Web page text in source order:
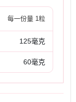
每一份量 1粒
125毫克
60毫克